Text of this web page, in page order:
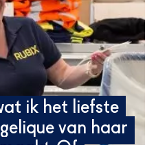
ik het liefste
van haar